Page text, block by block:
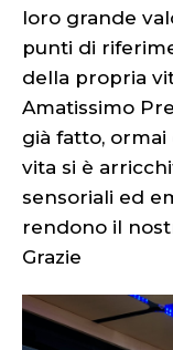
loro grande
punti di
della propria
Amatissimo
già fatto, ormai
vita si è
sensoriali ed
rendono il
Grazie